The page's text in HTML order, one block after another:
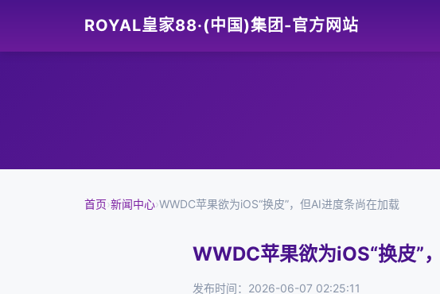
ROYAL皇家88·(中国)集团-官方网站
首页›新闻中心›WWDC苹果欲为iOS“换皮”，但AI进度条尚在加载
WWDC苹果欲为iOS“换皮”
发布时间：2026-06-07 02:25:11